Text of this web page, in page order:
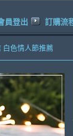
員登出 訂購流
白色情人節推薦